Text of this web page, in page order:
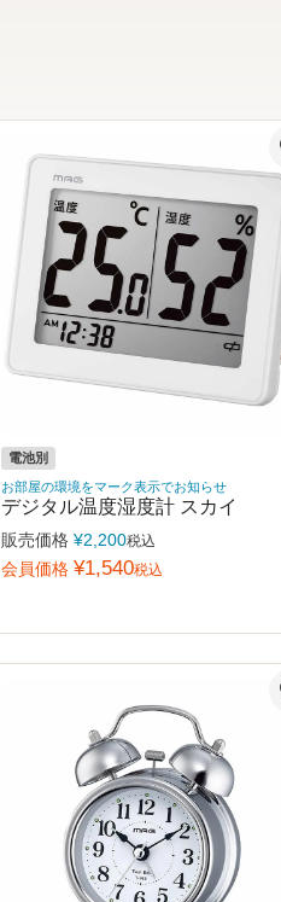
電池別
お部屋の環境をマーク表示でお知らせ
デジタル温度湿度計 スカイ
販売価格 ¥2,200税込
会員価格 ¥1,540税込